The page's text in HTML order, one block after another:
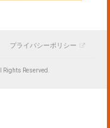
プライバシーポリシー
Reserved.